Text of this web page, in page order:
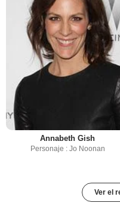
Annabeth Gish
Personaje : Jo Noonan
Ver el